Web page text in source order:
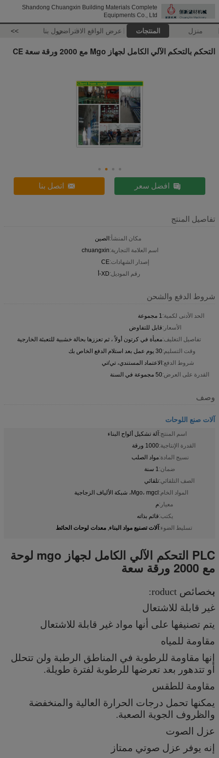
Shandong Chuangxin Building Materials Complete
Equipments Co., Ltd
منزل المنتجات عرض الواقع الافتراضيحول بنا >>
التحكم بالتحكم الآلي الكامل لجهاز Mgo مع 2000 ورقة سعة CE
افضل سعر اتصل بنا
تفاصيل المنتج
مكان المنشأ:الصين
اسم العلامة التجارية:chuangxin
إصدار الشهادات:CE
رقم الموديل:XD-أ
شروط الدفع والشحن
الحد الأدنى لكمية:1 مجموعة
الأسعار:قابل للتفاوض
تفاصيل التغليف:معبأة في كرتون أولاً ، ثم تعززها بحالة خشبية للتعبئة الخارجية
وقت التسليم:30 يوم عمل بعد استلام الدفع الخاص بك
شروط الدفع:الاعتماد المستندي، تي/تي
القدرة على العرض:50 مجموعة في السنة
وصف
آلات صنع اللوحات
اسم المنتج:آلة تشكيل ألواح البناء
القدرة الإنتاجية:1000 ورقة
نسيج المادة:مواد الصلب
ضمان:1 سنة
الصف التلقائي:تلقائي
المواد الخام:Mgo، mgcl، شبكة الألياف الزجاجية
معيار:م
يكتب:قائم بذاته
تسليط الضوء:آلات تصنيع مواد البناء, معدات لوحات الحائط
PLC التحكم الآلي الكامل لجهاز mgo لوحة
مع 2000 ورقة سعة
بخصائص roduct:
غير قابلة للاشتعال
يتم تصنيفها على أنها مواد غير قابلة للاشتعال
مقاومة للمياه
إنها مقاومة للرطوبة في المناطق الرطبة ولن تتحلل
أو تتدهور بعد تعرضها للرطوبة لفترة طويلة.
مقاومة للطقس
يمكنها تحمل درجات الحرارة العالية والمنخفضة
والظروف الجوية الصعبة.
عزل الصوت
إنه يوفر عزل صوتي ممتاز